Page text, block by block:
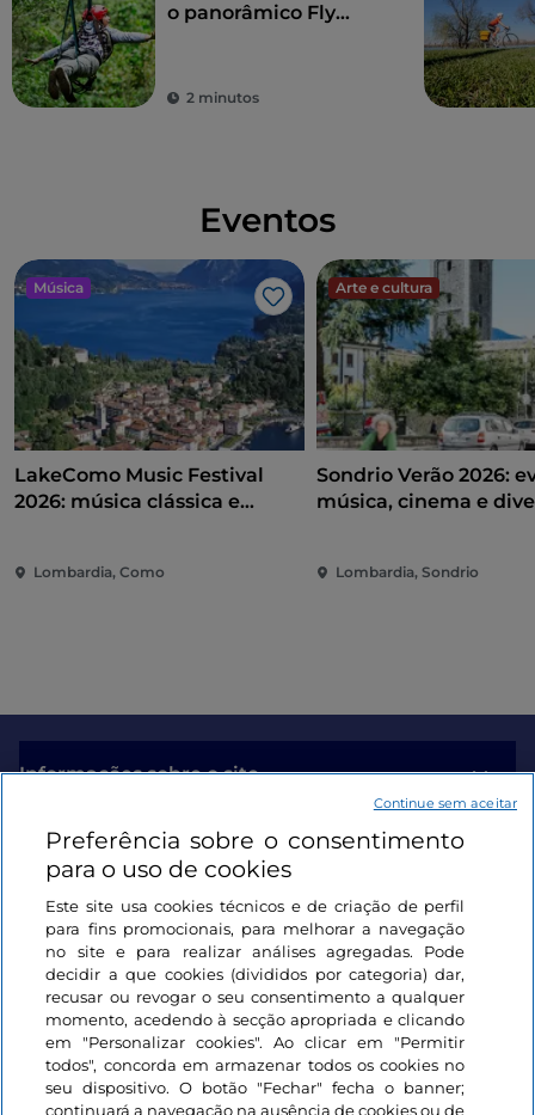
o panorâmico Fly
2 minutos
Eventos
Música
Gosto
LakeComo Music Festival
2026: música clássica e
Lombardia, Como
Arte e cultura
Sondrio Verão 2026:
música, cinema e
Lombardia, Sondrio
Informações sobre o site
Ligações úteis
Iniciar sessão
Mantenha-se em contacto
Preferência sobre o consentimento
para o uso de cookies
Este site usa cookies técnicos e de criação de perfil
para fins promocionais, para melhorar a navegação
no site e para realizar análises agregadas. Pode
decidir a que cookies (divididos por categoria) dar,
recusar ou revogar o seu consentimento a qualquer
momento, acedendo à secção apropriada e clicando
em "Personalizar cookies". Ao clicar em "Permitir
todos", concorda em armazenar todos os cookies no
seu dispositivo. O botão "Fechar" fecha o banner;
continuará a navegação na ausência de cookies ou de
Continue sem aceitar